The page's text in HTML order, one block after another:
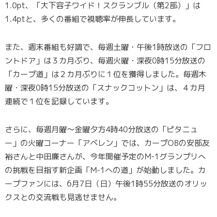
1.0pt、「大下容子ワイド！スクランブル（第2部）」は
1.4ptと、多くの番組で視聴率が伸長しています。
また、週末番組も好調で、毎週土曜・午後1時放送の「フロ
ントドア」は３カ月ぶり、毎週火曜・深夜0時15分放送の
「カープ道」は２カ月ぶりに１位を獲得しました。毎週木
曜・深夜0時15分放送の「スナックコットン」は、４カ月
連続で１位を記録しています。
さらに、毎週月曜～金曜夕方4時40分放送の「ピタニュ
ー」の火曜コーナー「アベレン」では、カープOBの安部友
裕さんと中田廉さんが、今年開催予定のM-1グランプリへ
の挑戦を目指す新企画「M-1への道」が始動しました。カ
ープファンには、6月7日（日）午後1時55分放送のオリッ
クスとの交流戦も見逃せません。